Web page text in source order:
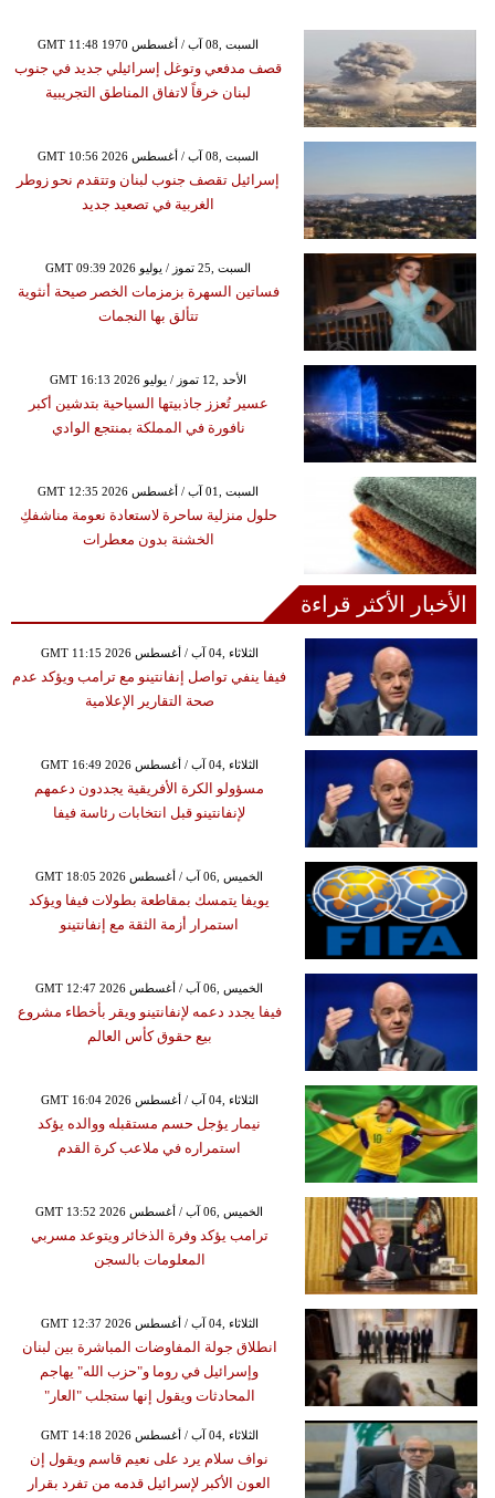
GMT 11:48 1970 السبت ,08 آب / أغسطس
قصف مدفعي وتوغل إسرائيلي جديد في جنوب
لبنان خرقاً لاتفاق المناطق التجريبية
GMT 10:56 2026 السبت ,08 آب / أغسطس
إسرائيل تقصف جنوب لبنان وتتقدم نحو زوطر
الغربية في تصعيد جديد
GMT 09:39 2026 السبت ,25 تموز / يوليو
فساتين السهرة بزمزمات الخصر صيحة أنثوية
تتألق بها النجمات
GMT 16:13 2026 الأحد ,12 تموز / يوليو
عسير تُعزز جاذبيتها السياحية بتدشين أكبر
نافورة في المملكة بمنتجع الوادي
GMT 12:35 2026 السبت ,01 آب / أغسطس
حلول منزلية ساحرة لاستعادة نعومة مناشفكِ
الخشنة بدون معطرات
الأخبار الأكثر قراءة
GMT 11:15 2026 الثلاثاء ,04 آب / أغسطس
فيفا ينفي تواصل إنفانتينو مع ترامب ويؤكد عدم
صحة التقارير الإعلامية
GMT 16:49 2026 الثلاثاء ,04 آب / أغسطس
مسؤولو الكرة الأفريقية يجددون دعمهم
لإنفانتينو قبل انتخابات رئاسة فيفا
GMT 18:05 2026 الخميس ,06 آب / أغسطس
يويفا يتمسك بمقاطعة بطولات فيفا ويؤكد
استمرار أزمة الثقة مع إنفانتينو
GMT 12:47 2026 الخميس ,06 آب / أغسطس
فيفا يجدد دعمه لإنفانتينو ويقر بأخطاء مشروع
بيع حقوق كأس العالم
GMT 16:04 2026 الثلاثاء ,04 آب / أغسطس
نيمار يؤجل حسم مستقبله ووالده يؤكد
استمراره في ملاعب كرة القدم
GMT 13:52 2026 الخميس ,06 آب / أغسطس
ترامب يؤكد وفرة الذخائر ويتوعد مسربي
المعلومات بالسجن
GMT 12:37 2026 الثلاثاء ,04 آب / أغسطس
انطلاق جولة المفاوضات المباشرة بين لبنان
وإسرائيل في روما و"حزب الله" يهاجم
المحادثات ويقول إنها ستجلب "العار"
GMT 14:18 2026 الثلاثاء ,04 آب / أغسطس
نواف سلام يرد على نعيم قاسم ويقول إن
العون الأكبر لإسرائيل قدمه من تفرد بقرار